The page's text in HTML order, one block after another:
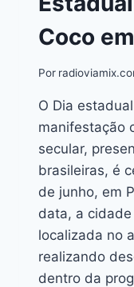
Coco
Por
O Dia
manifestação
secular,
brasileiras, é
de junho, em
data, a
localizada no
realizando
dentro da